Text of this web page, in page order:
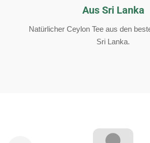
Aus Sri Lanka
Natürlicher Ceylon Tee aus den
Sri Lanka.